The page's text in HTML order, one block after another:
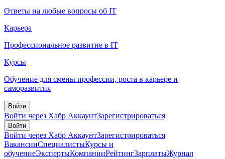
Ответы на любые вопросы об IT
Карьера
Профессиональное развитие в IT
Курсы
Обучение для смены профессии, роста в карьере и
саморазвития
Войти
Войти через Хабр АккаунтЗарегистрироваться
Войти
Войти через Хабр АккаунтЗарегистрироваться
ВакансииСпециалистыКурсы и
обучениеЭкспертыКомпанииРейтингЗарплатыЖурнал